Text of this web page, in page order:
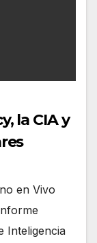
la CIA y
en Vivo
Inteligencia